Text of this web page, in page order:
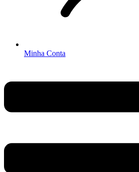
Minha Conta